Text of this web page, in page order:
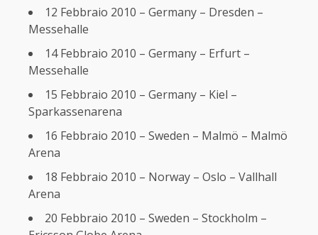
12 Febbraio 2010 – Germany – Dresden –
Messehalle
14 Febbraio 2010 – Germany – Erfurt –
Messehalle
15 Febbraio 2010 – Germany – Kiel –
Sparkassenarena
16 Febbraio 2010 – Sweden – Malmö – Malmö
Arena
18 Febbraio 2010 – Norway – Oslo – Vallhall
Arena
20 Febbraio 2010 – Sweden – Stockholm –